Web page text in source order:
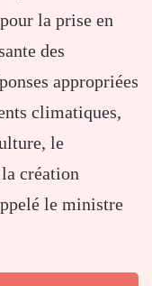
la prise en
des
appropriées
climatiques,
le
création
le ministre